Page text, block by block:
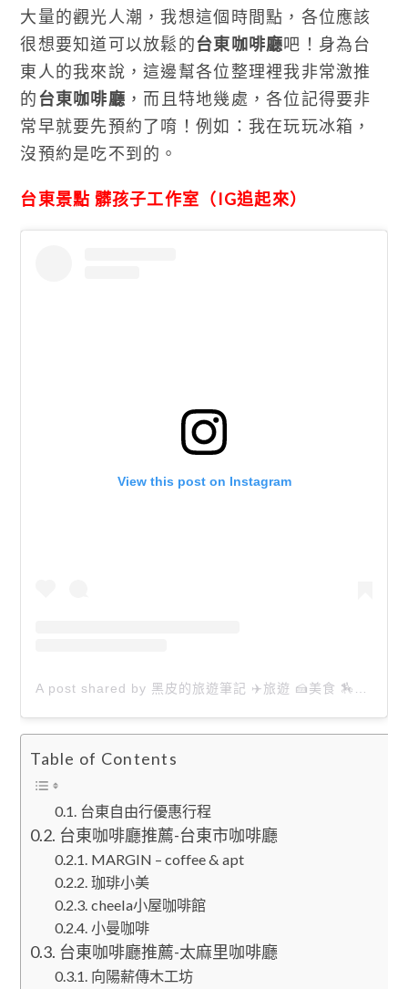
大量的觀光人潮，我想這個時間點，各位應該
很想要知道可以放鬆的台東咖啡廳吧！身為台
東人的我來說，這邊幫各位整理裡我非常激推
的台東咖啡廳 ，而且特地幾處，各位記得要非
常早就要先預約了唷！例如：我在玩玩冰箱，
沒預約是吃不到的。
台東景點 髒孩子工作室（IG追起來）
View this post on Instagram
Table of Contents
台東自由行優惠行程
台東咖啡廳推薦-台東市咖啡廳
MARGIN – coffee & apt
珈琲小美
cheela小屋咖啡館
小曼咖啡
台東咖啡廳推薦-太麻里咖啡廳
向陽薪傳木工坊